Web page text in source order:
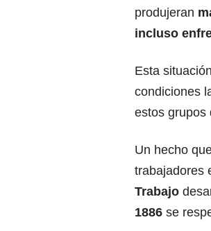
produjeran
incluso
Esta
condiciones
estos grupos
Un hecho
trabajadores
Trabajo
1886 se